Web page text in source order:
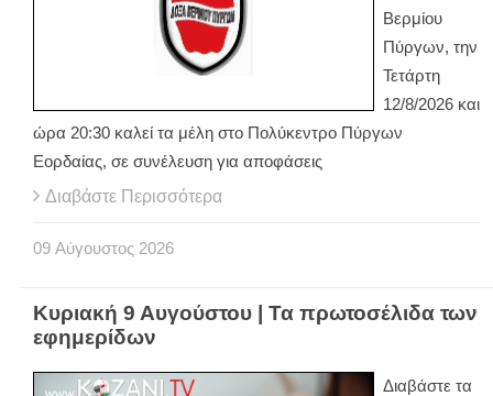
Βερμίου
Πύργων, την
Τετάρτη
12/8/2026 και
ώρα 20:30 καλεί τα μέλη στο Πολύκεντρο Πύργων
Εορδαίας, σε συνέλευση για αποφάσεις
Διαβάστε Περισσότερα
09 Αύγουστος 2026
Κυριακή 9 Αυγούστου | Τα πρωτοσέλιδα των
εφημερίδων
Διαβάστε τα